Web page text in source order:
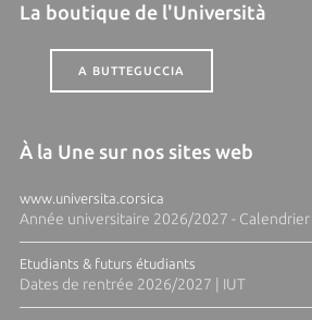
La boutique de l'Università
A BUTTEGUCCIA
À la Une sur nos sites web
www.universita.corsica
Année universitaire 2026/2027 -
Etudiants & futurs étudiants
Dates de rentrée 2026/2027 | IUT